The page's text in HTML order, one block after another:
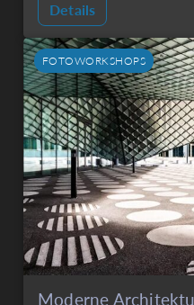
Details
FOTOWORKSHOPS
Moderne